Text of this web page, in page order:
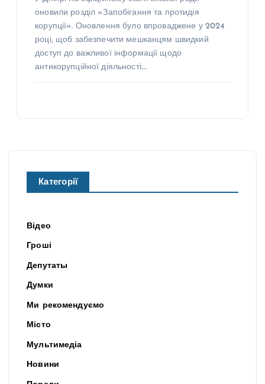
оновили розділ «Запобігання та протидія
корупції». Оновлення було впроваджене у 2024
році, щоб забезпечити мешканцям швидкий
доступ до важливої інформації щодо
антикорупційної діяльності.…
Категорії
Відео
Гроші
Депутаты
Думки
Ми рекомендуємо
Місто
Мультимедіа
Новини